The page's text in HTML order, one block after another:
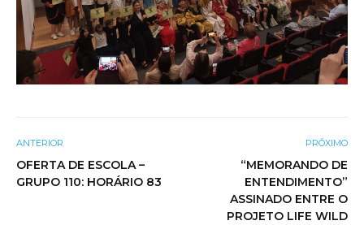
ANTERIOR
OFERTA DE ESCOLA –
GRUPO 110: HORÁRIO 83
PRÓXIMO
“MEMORANDO DE
ENTENDIMENTO”
ASSINADO ENTRE O
PROJETO LIFE WILD